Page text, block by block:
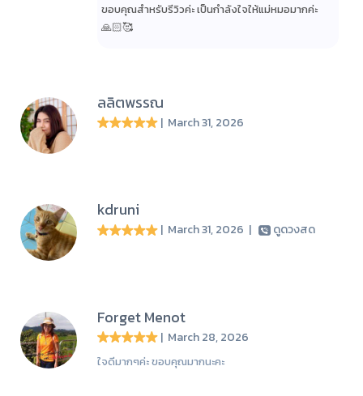
ขอบคุณสำหรับรีวิวค่ะ เป็นกำลังใจให้แม่หมอมากค่ะ
🙏🏻🥰
ลลิตพรรณ
| March 31, 2026
kdruni
| March 31, 2026 | ดูดวงสด
Forget Menot
| March 28, 2026
ใจดีมากๆค่ะ ขอบคุณมากนะคะ